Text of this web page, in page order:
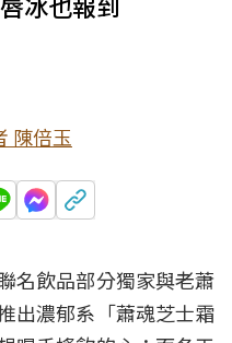
陳倍玉
名飲品部分獨家與老蕭
出濃郁系「蕭魂芝士霜